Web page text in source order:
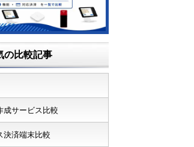
の比較記事
成サービス比較
決済端末比較